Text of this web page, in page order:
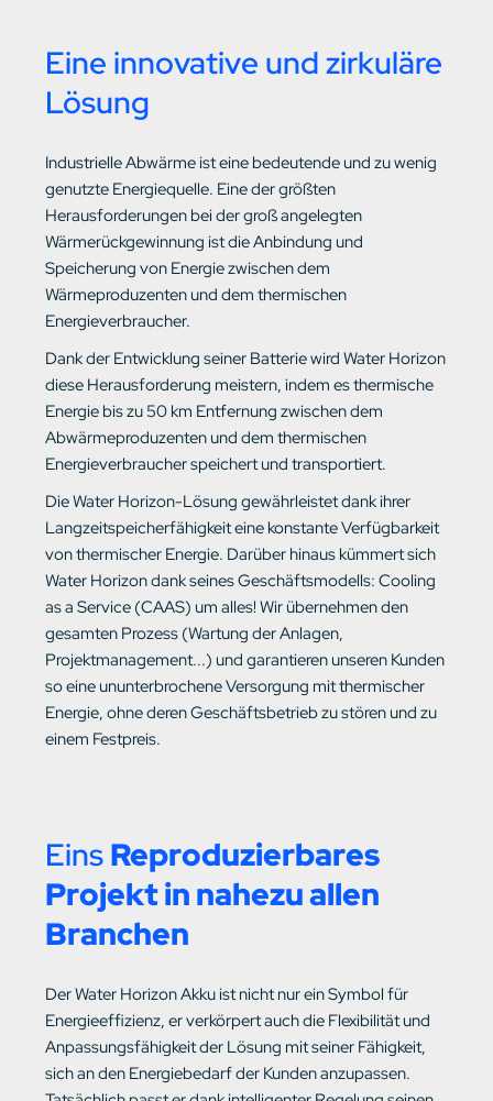
Eine innovative und zirkuläre
Lösung
Industrielle Abwärme ist eine bedeutende und zu wenig
genutzte Energiequelle. Eine der größten
Herausforderungen bei der groß angelegten
Wärmerückgewinnung ist die Anbindung und
Speicherung von Energie zwischen dem
Wärmeproduzenten und dem thermischen
Energieverbraucher.
Dank der Entwicklung seiner Batterie wird Water Horizon
diese Herausforderung meistern, indem es thermische
Energie bis zu 50 km Entfernung zwischen dem
Abwärmeproduzenten und dem thermischen
Energieverbraucher speichert und transportiert.
Die Water Horizon-Lösung gewährleistet dank ihrer
Langzeitspeicherfähigkeit eine konstante Verfügbarkeit
von thermischer Energie. Darüber hinaus kümmert sich
Water Horizon dank seines Geschäftsmodells: Cooling
as a Service (CAAS) um alles! Wir übernehmen den
gesamten Prozess (Wartung der Anlagen,
Projektmanagement...) und garantieren unseren Kunden
so eine ununterbrochene Versorgung mit thermischer
Energie, ohne deren Geschäftsbetrieb zu stören und zu
einem Festpreis.
EinsReproduzierbares
Projekt in nahezu allen
Branchen
Der Water Horizon Akku ist nicht nur ein Symbol für
Energieeffizienz, er verkörpert auch die Flexibilität und
Anpassungsfähigkeit der Lösung mit seiner Fähigkeit,
sich an den Energiebedarf der Kunden anzupassen.